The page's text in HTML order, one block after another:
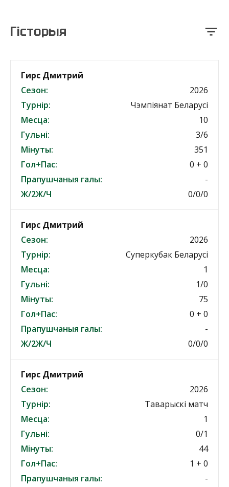
Гісторыя
Гирс Дмитрий
Сезон:
2026
Турнір:
Чэмпіянат Беларусі
Месца:
10
Гульні:
3/6
Мінуты:
351
Гол+Пас:
0 + 0
Прапушчаныя галы:
-
Ж/2Ж/Ч
0/0/0
Гирс Дмитрий
Сезон:
2026
Турнір:
Суперкубак Беларусі
Месца:
1
Гульні:
1/0
Мінуты:
75
Гол+Пас:
0 + 0
Прапушчаныя галы:
-
Ж/2Ж/Ч
0/0/0
Гирс Дмитрий
Сезон:
2026
Турнір:
Таварыскі матч
Месца:
1
Гульні:
0/1
Мінуты:
44
Гол+Пас:
1 + 0
Прапушчаныя галы:
-